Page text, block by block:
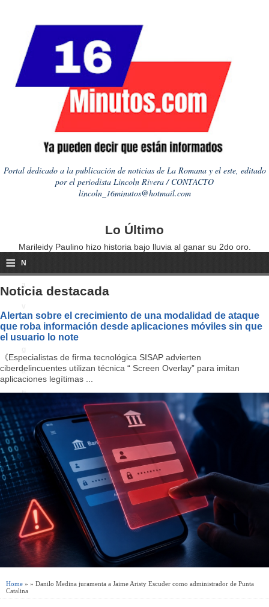
Portal dedicado a la publicación de noticias de La Romana y el este, editado
por el periodista Lincoln Rivera / CONTACTO
lincoln_16minutos@hotmail.com
Lo Último
Marileidy Paulino hizo historia bajo lluvia al ganar su 2do oro.
≡ N
a
i
a
ti
o
n
Noticia destacada
Alertan sobre el crecimiento de una modalidad de ataque
que roba información desde aplicaciones móviles sin que
el usuario lo note
《Especialistas de firma tecnológica SISAP advierten
ciberdelincuentes utilizan técnica “ Screen Overlay” para imitan
aplicaciones legítimas ...
Home » » Danilo Medina juramenta a Jaime Aristy Escuder como administrador de Punta
Catalina